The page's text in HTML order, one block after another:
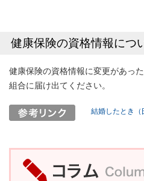
健康保険の資格情報につ
健康保険の資格情報に変更があっ
組合に届け出てください。
結婚したとき（